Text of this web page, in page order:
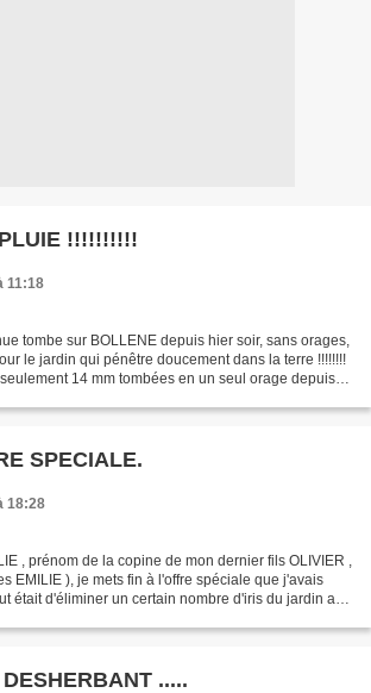
!!!!!!!!!!
11:18
tombe sur BOLLENE depuis hier soir, sans orages,
le jardin qui pénêtre doucement dans la terre !!!!!!!!
14 mm tombées en un seul orage depuis le
SPECIALE.
18:28
, prénom de la copine de mon dernier fils OLIVIER ,
EMILIE ), je mets fin à l'offre spéciale que j'avais
était d'éliminer un certain nombre d'iris du jardin afin
.....